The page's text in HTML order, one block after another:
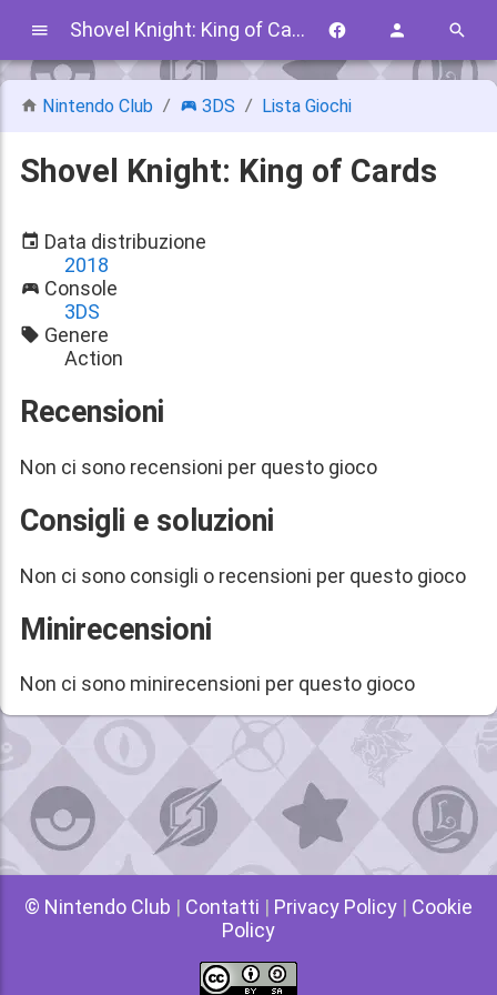
Shovel Knight: King of Cards
Nintendo Club 3DS Lista Giochi
Shovel Knight: King of Cards
Data distribuzione
2018
Console
3DS
Genere
Action
Recensioni
Non ci sono recensioni per questo gioco
Consigli e soluzioni
Non ci sono consigli o recensioni per questo gioco
Minirecensioni
Non ci sono minirecensioni per questo gioco
© Nintendo Club | Contatti | Privacy Policy | Cookie
Policy